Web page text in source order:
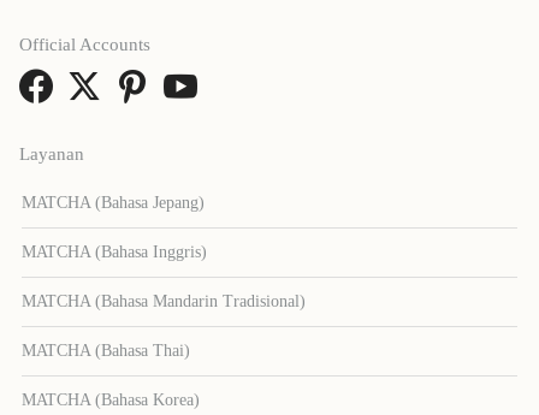
Layanan
MATCHA (Bahasa Jepang)
MATCHA (Bahasa Inggris)
MATCHA (Bahasa Mandarin Tradisional)
MATCHA (Bahasa Thai)
MATCHA (Bahasa Korea)
Official Accounts